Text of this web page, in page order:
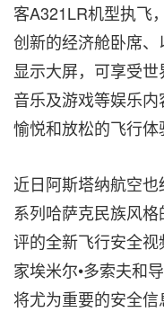
客A321LR机型执飞
创新的经济舱卧席
显示大屏，可享受世
音乐及游戏等娱乐内
愉悦和放松的飞行体
近日阿斯塔纳航空
系列哈萨克民族风
评的全新飞行安全
家埃米尔•多索夫和
将尤为重要的安全